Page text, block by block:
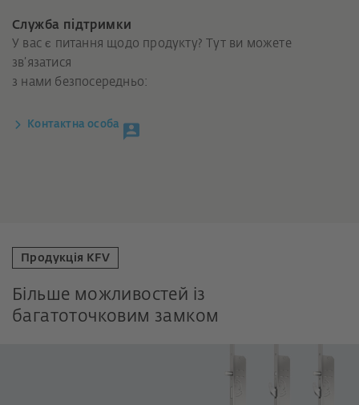
Служба підтримки
У вас є питання щодо продукту? Тут ви можете
зв’язатися
з нами безпосередньо:
Контактна особа
Продукція KFV
Більше можливостей із
багатоточковим замком